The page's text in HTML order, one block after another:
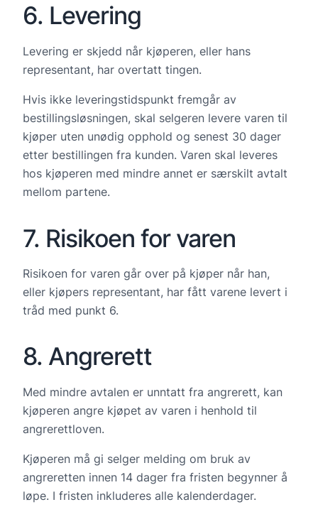
6. Levering
Levering er skjedd når kjøperen, eller hans
representant, har overtatt tingen.
Hvis ikke leveringstidspunkt fremgår av
bestillingsløsningen, skal selgeren levere varen til
kjøper uten unødig opphold og senest 30 dager
etter bestillingen fra kunden. Varen skal leveres
hos kjøperen med mindre annet er særskilt avtalt
mellom partene.
7. Risikoen for varen
Risikoen for varen går over på kjøper når han,
eller kjøpers representant, har fått varene levert i
tråd med punkt 6.
8. Angrerett
Med mindre avtalen er unntatt fra angrerett, kan
kjøperen angre kjøpet av varen i henhold til
angrerettloven.
Kjøperen må gi selger melding om bruk av
angreretten innen 14 dager fra fristen begynner å
løpe. I fristen inkluderes alle kalenderdager.